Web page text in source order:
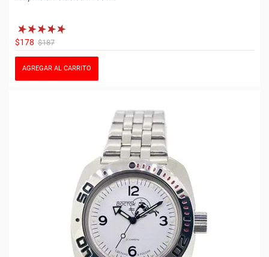
$178 $187
AGREGAR AL CARRITO